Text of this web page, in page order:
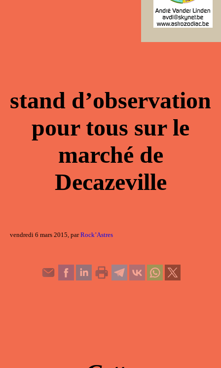
stand d’observation
pour tous sur le
marché de
Decazeville
vendredi 6 mars 2015, parRock’Astres